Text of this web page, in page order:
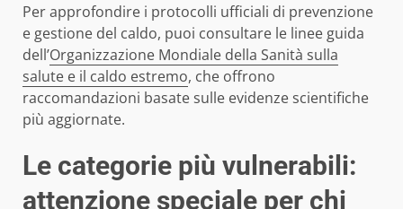
Per approfondire i protocolli ufficiali di prevenzione
e gestione del caldo, puoi consultare le linee guida
dell’Organizzazione Mondiale della Sanità sulla
salute e il caldo estremo, che offrono
raccomandazioni basate sulle evidenze scientifiche
più aggiornate.
Le categorie più vulnerabili:
attenzione speciale per chi